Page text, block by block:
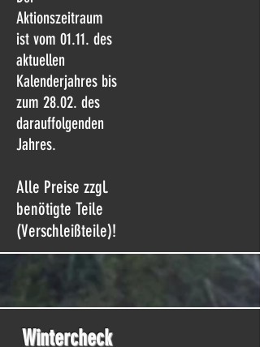
Aktionszeitraum
ist vom 01.11. des
aktuellen
Kalenderjahres bis
zum 28.02. des
darauffolgenden
Jahres.
Alle Preise zzgl.
benötigte Teile
(Verschleißteile)!
Wintercheck